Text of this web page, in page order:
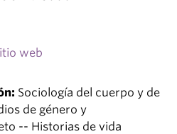
web
Sociología del cuerpo y de
de género y
-- Historias de vida